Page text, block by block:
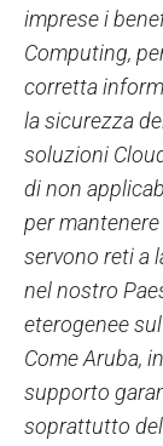
imprese i
Computing,
corretta
la sicurezza
soluzioni
di non
per
servono reti a
nel nostro
eterogenee
Come Aruba,
supporto
soprattutto